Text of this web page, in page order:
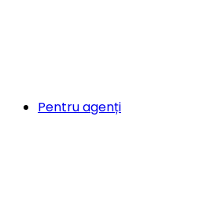
Pentru agenți